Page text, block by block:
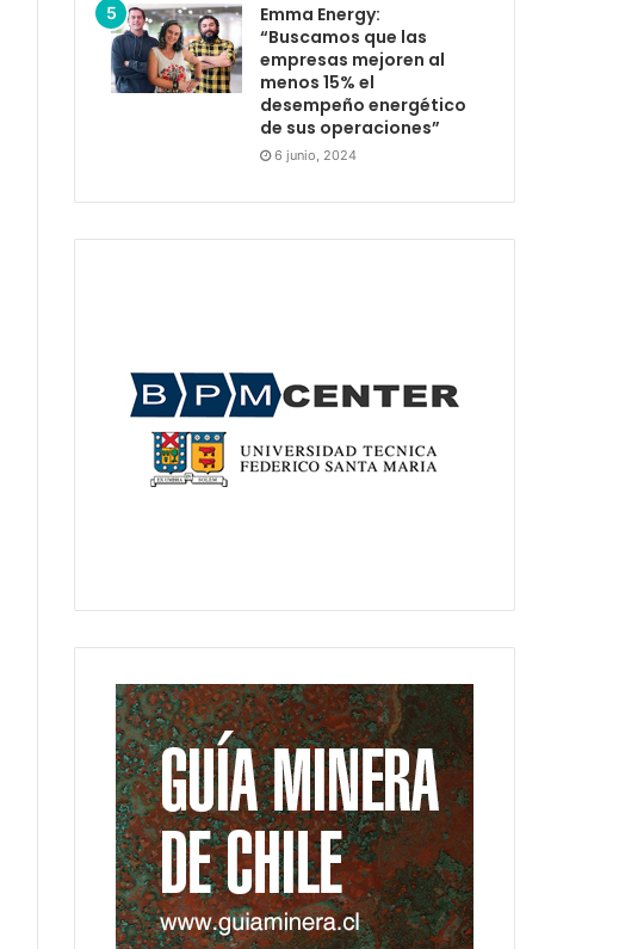
Emma Energy:
“Buscamos que las
empresas mejoren al
menos 15% el
desempeño energético
de sus operaciones”
6 junio, 2024